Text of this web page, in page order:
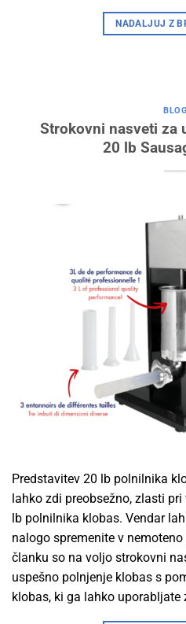
NADALJUJ Z
BLOG
Strokovni nasveti za
20 lb
Predstavitev 20 lb polnilnika
lahko zdi preobsežno, zlasti
lb polnilnika klobas. Vendar
nalogo spremenite v
članku so na voljo strokovni
uspešno polnjenje klobas s
klobas, ki ga lahko uporabljate